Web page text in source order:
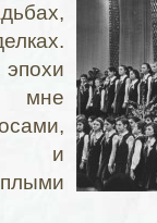
мне
и